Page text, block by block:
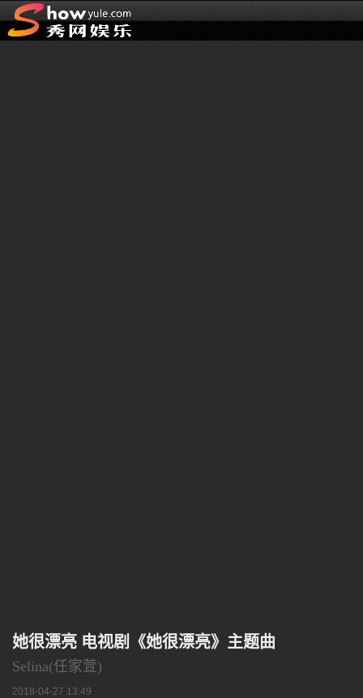
她很漂亮 电视剧《她很漂亮》主题曲
Selina(任家萱)
2018-04-27 13:49